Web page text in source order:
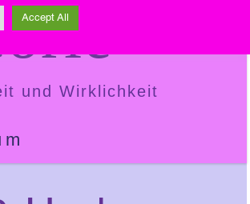
und Wirklichkeit
Accept All